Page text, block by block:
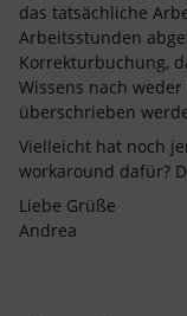
das tatsächliche
Arbeitsstunden
Korrekturbuchung,
Wissens nach
überschrieben
Vielleicht hat noch
workaround dafür?
Liebe Grüße
Andrea